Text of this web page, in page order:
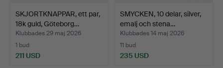
SKJORTKNAPPAR, ett par,
18k guld, Göteborg…
Klubbades 29 maj 2026
1 bud
211 USD
SMYCKEN, 10 delar, silver,
emalj och stena…
Klubbades 14 maj 2026
11 bud
235 USD